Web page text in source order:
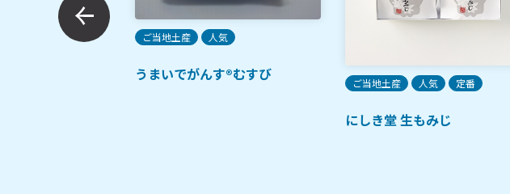
ご当地土産 人気
うまいでがんす®むすび ご当地土産 人気 定番
にしき堂 生もみじ